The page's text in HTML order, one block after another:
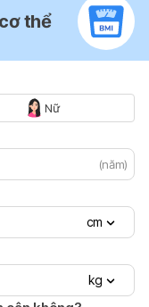
thể
Nữ
(năm)
cm
kg